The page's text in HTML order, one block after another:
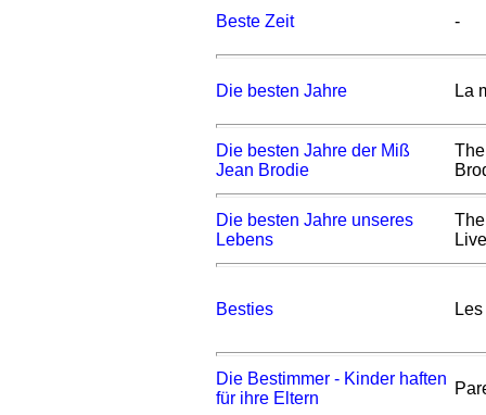
Beste Zeit -
Die besten Jahre La
Die besten Jahre der Miß
Jean Brodie
Die besten Jahre unseres
Lebens
Besties
Die Bestimmer - Kinder haften
für ihre Eltern